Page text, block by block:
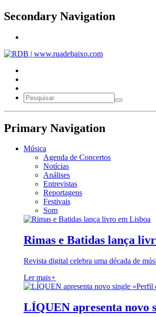
Secondary Navigation
Primary Navigation
Música
Agenda de Concertos
Notícias
Análises
Entrevistas
Reportagens
Festivais
Som
Rimas e Batidas lança
Revista digital celebra uma década de
Ler mais+
LÍQUEN apresenta novo